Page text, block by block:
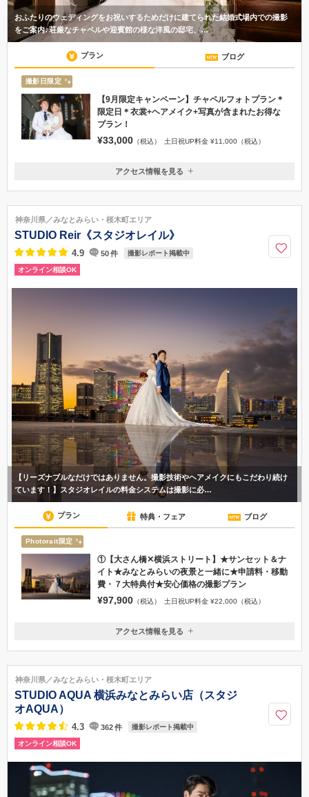
おふたりのウェディングをお祝いするためだけに建てられた結婚式場内での撮影
をご案内♪荘厳なチャペルや迎賓館の様な洋風の邸宅、…
プラン ブログ
撮影日限定
【9月限定キャンペーン】チャペルフォトプラン＊
限定日＊衣裳+ヘアメイク+写真が含まれたお得な
プラン！
¥33,000 （税込） 土日祝UP料金 ¥11,000（税込）
神奈川県小田原市扇町4-8-28
小田原方面へ約10分 / <電車でお越しの場合>小田急線足柄駅より徒歩7分
アクセス情報を見る
神奈川県／みなとみらい・桜木町エリア
STUDIO Reir《スタジオレイル》
4.9 50件 撮影レポート掲載中
オンライン相談OK
【リーズナブルなだけではありません。撮影技術やヘアメイクにもこだわり続け
ています！】スタジオレイルの料金システムは撮影に必…
プラン 特典・フェア ブログ
Photorait限定
①【大さん橋✕横浜ストリート】★サンセット＆ナ
イト★みなとみらいの夜景と一緒に★申請料・移動
費・７大特典付★安心価格の撮影プラン
¥97,900 （税込） 土日祝UP料金 ¥22,000（税込）
神奈川県横浜市中区太田町1-1 神奈川住空間ビル B1F
口)」徒歩７分
045-307-3711
アクセス情報を見る
神奈川県／みなとみらい・桜木町エリア
STUDIO AQUA 横浜みなとみらい店（スタジ
オAQUA）
4.3 362件 撮影レポート掲載中
オンライン相談OK